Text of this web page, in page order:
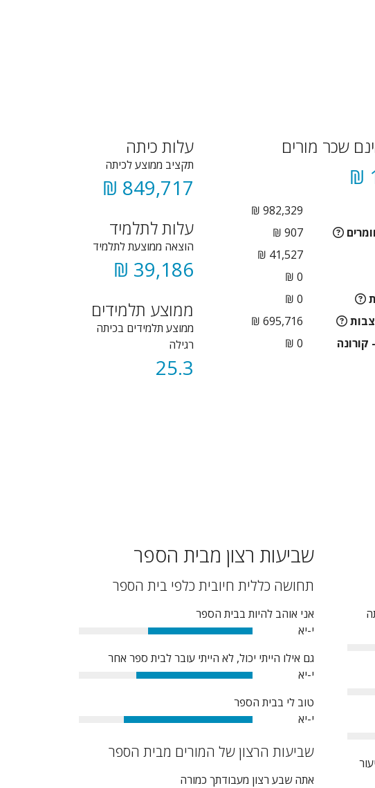
שכר מורים
982,329 ₪
907 ₪
41,527 ₪
0
₪
0
₪
695,716 ₪
קורונה
0 ₪
עלות כיתה
תקציב ממוצע לכיתה
849,717 ₪
עלות לתלמיד
הוצאה ממוצעת לתלמיד
39,186 ₪
ממוצע תלמידים
ממוצע תלמידים בכיתה
רגילה
25.3
שביעות רצון מבית הספר
תחושה כללית חיובית כלפי בית הספר
אני אוהב להיות בבית הספר
י-יא
60%
גם אילו הייתי יכול, לא הייתי עובר לבית ספר אחר
י-יא
67%
טוב לי בבית הספר
י-יא
74%
שביעות הרצון של המורים מבית הספר
אתה שבע רצון מעבודתך כמורה